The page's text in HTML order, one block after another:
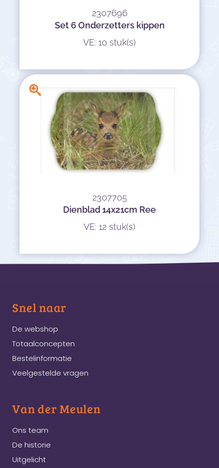
2307696
Set 6 Onderzetters kippen
VE: 10 stuk(s)
2307705
Dienblad 14x21cm Ree
VE: 12 stuk(s)
Snel naar
De webshop
Totaalconcepten
Bestelinformatie
Veelgestelde vragen
Van der Meulen
Ons team
De historie
Uitgelicht